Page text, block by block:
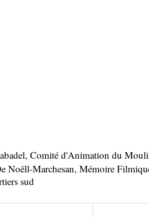
, Comité d'Animation du
Noëll-Marchesan, Mémoire
sud